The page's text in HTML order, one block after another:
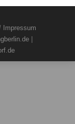
Impressum
|